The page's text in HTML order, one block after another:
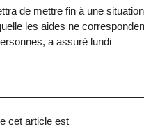
de mettre fin à une situation
les aides ne
a assuré lundi
cet article est